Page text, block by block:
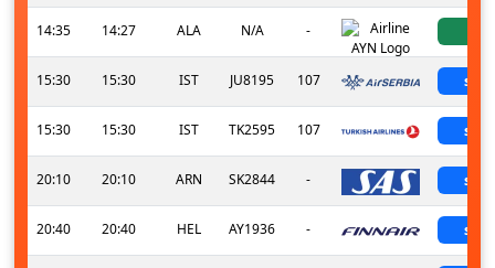
14:35 14:27 ALA N/A -
15:30 15:30 IST JU8195 107
15:30 15:30 IST TK2595 107
20:10 20:10 ARN SK2844 -
20:40 20:40 HEL AY1936 -